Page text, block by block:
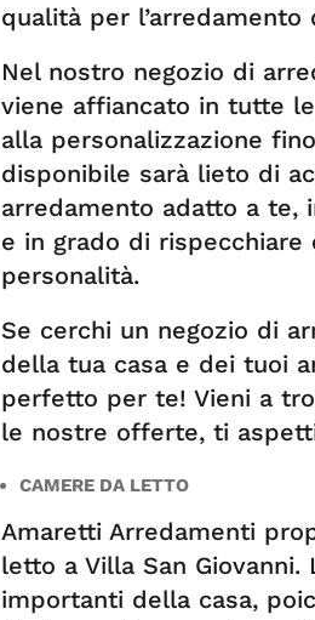
qualità per
Nel nostro negozio di
viene affiancato in tutte
alla personalizzazione
disponibile sarà lieto di
arredamento adatto a te,
e in grado di
personalità.
Se cerchi un negozio di
della tua casa e dei tuoi
perfetto per te! Vieni a
le nostre offerte, ti
CAMERE DA LETTO
Amaretti Arredamenti
letto a Villa San
importanti della casa,